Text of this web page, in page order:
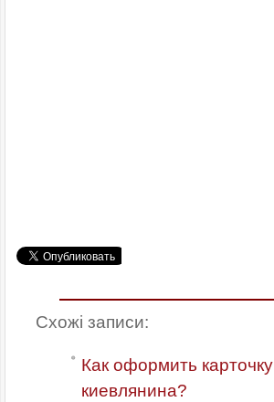
Схожі записи:
Как оформить карточку
киевлянина?